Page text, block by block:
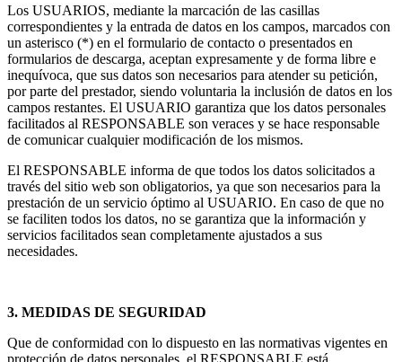
Los USUARIOS, mediante la marcación de las casillas
correspondientes y la entrada de datos en los campos, marcados con
un asterisco (*) en el formulario de contacto o presentados en
formularios de descarga, aceptan expresamente y de forma libre e
inequívoca, que sus datos son necesarios para atender su petición,
por parte del prestador, siendo voluntaria la inclusión de datos en los
campos restantes. El USUARIO garantiza que los datos personales
facilitados al RESPONSABLE son veraces y se hace responsable
de comunicar cualquier modificación de los mismos.
El RESPONSABLE informa de que todos los datos solicitados a
través del sitio web son obligatorios, ya que son necesarios para la
prestación de un servicio óptimo al USUARIO. En caso de que no
se faciliten todos los datos, no se garantiza que la información y
servicios facilitados sean completamente ajustados a sus
necesidades.
3. MEDIDAS DE SEGURIDAD
Que de conformidad con lo dispuesto en las normativas vigentes en
protección de datos personales, el RESPONSABLE está